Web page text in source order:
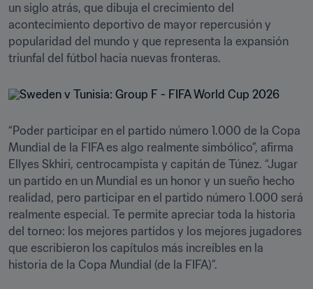
un siglo atrás, que dibuja el crecimiento del
acontecimiento deportivo de mayor repercusión y
popularidad del mundo y que representa la expansión
triunfal del fútbol hacia nuevas fronteras.
“Poder participar en el partido número 1.000 de la Copa
Mundial de la FIFA es algo realmente simbólico”, afirma
Ellyes Skhiri, centrocampista y capitán de Túnez. “Jugar
un partido en un Mundial es un honor y un sueño hecho
realidad, pero participar en el partido número 1.000 será
realmente especial. Te permite apreciar toda la historia
del torneo: los mejores partidos y los mejores jugadores
que escribieron los capítulos más increíbles en la
historia de la Copa Mundial (de la FIFA)”.